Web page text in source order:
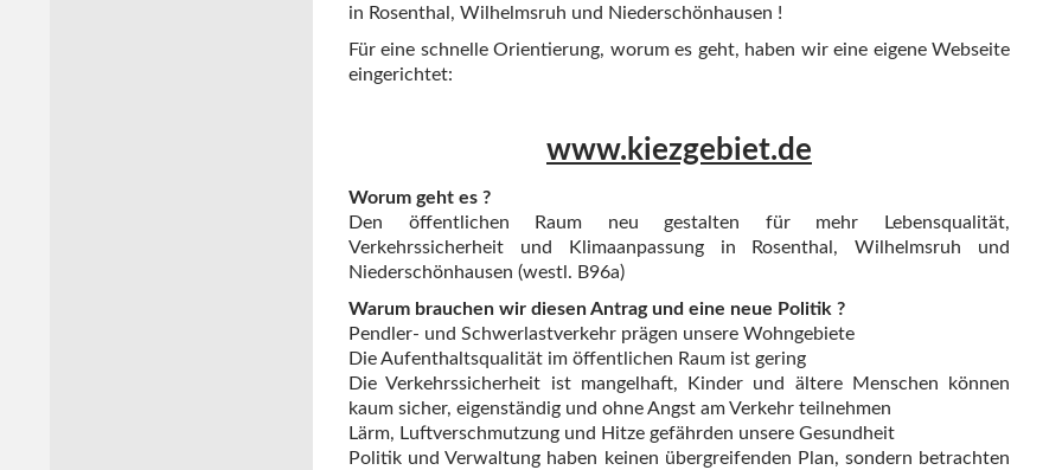
in Rosenthal, Wilhelmsruh und Niederschönhausen !
Für eine schnelle Orientierung, worum es geht, haben wir eine eigene Webseite
eingerichtet:
www.kiezgebiet.de
Worum geht es ?
Den öffentlichen Raum neu gestalten für mehr Lebensqualität,
Verkehrssicherheit und Klimaanpassung in Rosenthal, Wilhelmsruh und
Niederschönhausen (westl. B96a)
Warum brauchen wir diesen Antrag und eine neue Politik ?
Pendler- und Schwerlastverkehr prägen unsere Wohngebiete
Die Aufenthaltsqualität im öffentlichen Raum ist gering
Die Verkehrssicherheit ist mangelhaft, Kinder und ältere Menschen können
kaum sicher, eigenständig und ohne Angst am Verkehr teilnehmen
Lärm, Luftverschmutzung und Hitze gefährden unsere Gesundheit
Politik und Verwaltung haben keinen übergreifenden Plan, sondern betrachten